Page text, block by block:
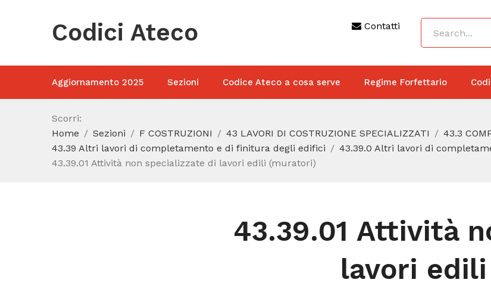
Codici Ateco Contatti
Aggiornamento 2025 Sezioni Codice Ateco a cosa serve Regime Forfettario
Scorri:
Home
Sezioni F COSTRUZIONI 43 LAVORI DI COSTRUZIONE SPECIALIZZATI
43.3
43.39 Altri lavori di completamento e di finitura degli edifici
43.39.0 Altri lavori di
43.39.01 Attività non specializzate di lavori edili (muratori)
43.39.01 Attività
lavori